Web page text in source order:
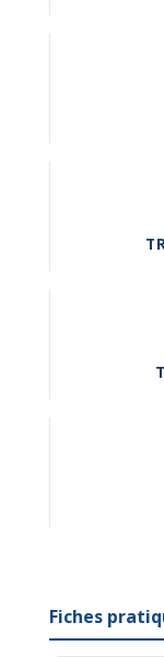
Fiches